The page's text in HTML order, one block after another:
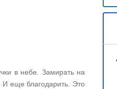
в небе. Замирать на
И еще благодарить. Это